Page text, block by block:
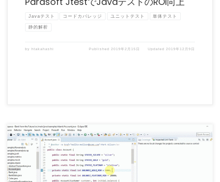
Javaテスト コードカバレッジ ユニットテスト 単体テスト
静的解析
by htakahashi Published 2019年2月15日 Updated 2019年12月9日